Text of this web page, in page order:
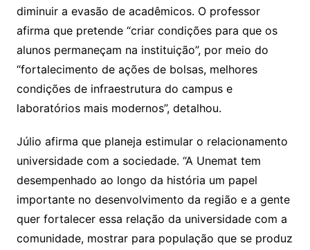
diminuir a evasão de acadêmicos. O professor
afirma que pretende “criar condições para que os
alunos permaneçam na instituição”, por meio do
“fortalecimento de ações de bolsas, melhores
condições de infraestrutura do campus e
laboratórios mais modernos”, detalhou.
Júlio afirma que planeja estimular o relacionamento
universidade com a sociedade. “A Unemat tem
desempenhado ao longo da história um papel
importante no desenvolvimento da região e a gente
quer fortalecer essa relação da universidade com a
comunidade, mostrar para população que se produz